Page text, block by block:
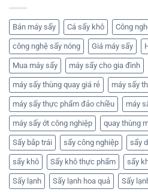
Bán máy sấy Cá sấy khô Công
công nghệ sấy nóng Giá máy sấy
Mua máy sấy máy sấy cho gia đình
máy sấy thùng quay giá rẻ máy sấy
máy sấy thực phẩm đảo chiều máy
máy sấy ớt công nghiệp quay thùng
Sấy bắp trái sấy công nghiệp sấy
sấy khô Sấy khô thực phẩm sấy
Sấy lạnh Sấy lạnh hoa quả Sấy